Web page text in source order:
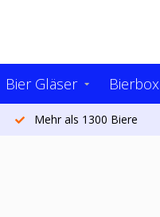
Bier Gläser Bierbox
Mehr als 1300 Biere